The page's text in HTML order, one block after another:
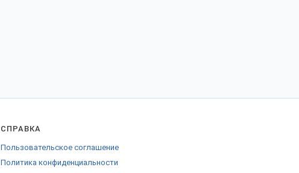
СПРАВКА
Пользовательское соглашение
Политика конфиденциальности